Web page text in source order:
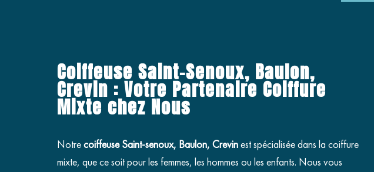
Coiffeuse Saint-Senoux, Baulon,
Crevin : Votre Partenaire Coiffure
Mixte chez Nous
Notrecoiffeuse Saint-senoux, Baulon, Crevinest spécialisée dans la coiffure
mixte, que ce soit pour les femmes, les hommes ou les enfants. Nous vous